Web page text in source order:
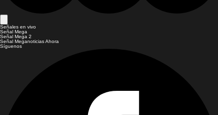
Señales en vivo
Señal Mega
Señal Mega 2
Señal Meganoticias Ahora
Síguenos